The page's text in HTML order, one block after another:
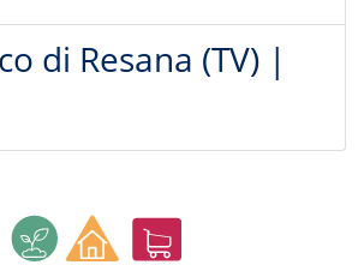
di Resana (TV) |